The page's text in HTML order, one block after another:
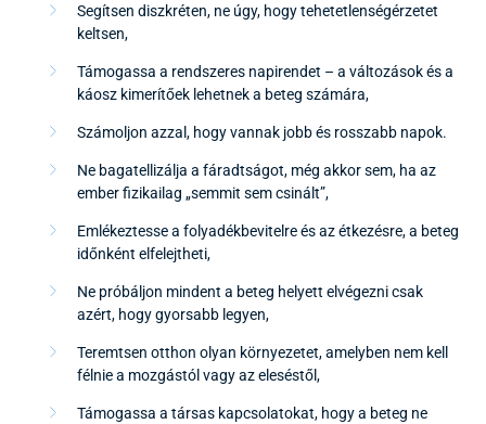
Segítsen diszkréten, ne úgy, hogy tehetetlenségérzetet
keltsen,
Támogassa a rendszeres napirendet – a változások és a
káosz kimerítőek lehetnek a beteg számára,
Számoljon azzal, hogy vannak jobb és rosszabb napok.
Ne bagatellizálja a fáradtságot, még akkor sem, ha az
ember fizikailag „semmit sem csinált”,
Emlékeztesse a folyadékbevitelre és az étkezésre, a beteg
időnként elfelejtheti,
Ne próbáljon mindent a beteg helyett elvégezni csak
azért, hogy gyorsabb legyen,
Teremtsen otthon olyan környezetet, amelyben nem kell
félnie a mozgástól vagy az eleséstől,
Támogassa a társas kapcsolatokat, hogy a beteg ne